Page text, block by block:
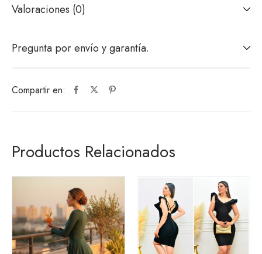
Compartir en:
Valoraciones (0)
Pregunta por envío y garantía.
Productos Relacionados